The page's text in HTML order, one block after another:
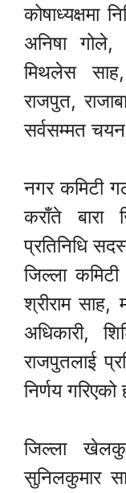
कोषाध्यक्षमा
अनिषा
मिथलेस साह,
राजपुत,
सर्वसम्मत
नगर कमिटी
कराँते बारा
प्रतिनिधि
जिल्ला
श्रीराम साह,
अधिकारी,
राजपुतलाई
निर्णय गरिएको
जिल्ला
सुनिलकुमार